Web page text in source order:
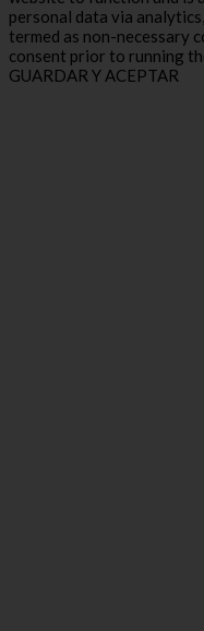
personal data via
termed as non-necessary
consent prior to running
GUARDAR Y ACEPTAR